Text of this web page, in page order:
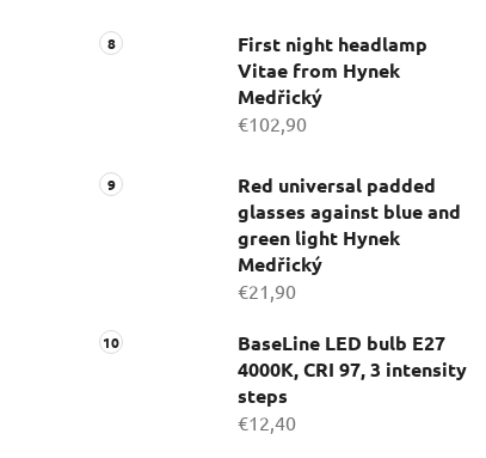
First night headlamp
Vitae from Hynek
Medřický
€102,90
Red universal padded
glasses against blue and
green light Hynek
Medřický
€21,90
BaseLine LED bulb E27
4000K, CRI 97, 3 intensity
steps
€12,40